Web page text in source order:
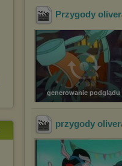
Przygody
generowanie podglądu
przygody